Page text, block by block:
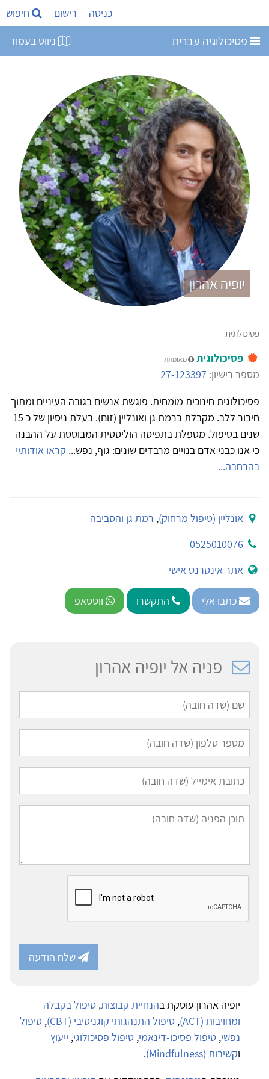
כניסה רישום חיפוש
פסיכולוגיה עברית ניווט בעמוד
יופיה אהרון
פסיכולוגית
פסיכולוגית מאומתת
מספר רישיון: 27-123397
פסיכולוגית חינוכית מומחית. פוגשת אנשים בגובה העיניים ומתוך
חיבור ללב. מקבלת ברמת גן ואונליין (זום). בעלת ניסיון של כ 15
שנים בטיפול. מטפלת בתפיסה הוליסטית המבוססת על ההבנה
כי אנו כבני אדם בנויים מרבדים שונים: גוף, נפש... קראו אודותיי
בהרחבה...
אונליין (טיפול מרחוק), רמת גן והסביבה
0525010076
אתר אינטרנט אישי
כתבו אלי התקשרו ווטסאפ
פניה אל יופיה אהרון
שלח הודעה
יופיה אהרון עוסקת בהנחיית קבוצות, טיפול בקבלה
ומחויבות (ACT)
, טיפול התנהגותי קוגניטיבי (CBT) , טיפול
נפשי, טיפול פסיכו-דינאמי, טיפול פסיכולוגי, ייעוץ
וקשיבות (Mindfulness)
.